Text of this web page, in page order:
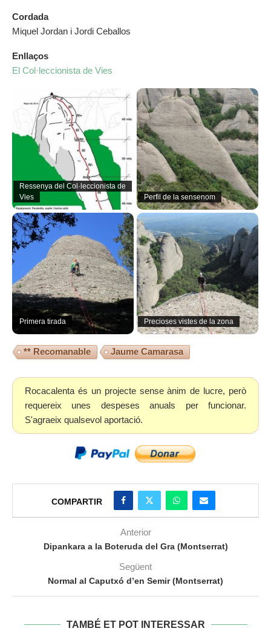
Cordada
Miquel Jordan i Jordi Ceballos
Enllaços
El Col·leccionista de Vies
Ressenya del Col·leccionista de
Vies
Perfil de la sensenom
Primera tirada Precioses vistes de la zona
** Recomanable Jaume Camarasa
Rocacalenta és un projecte sense ànim de lucre, però
requereix unes despeses anuals per funcionar.
S'agraeix qualsevol aportació.
COMPARTIR
Anterior
Dipankara a la Boteruda del Gra (Montserrat)
Següent
Normal al Caputxó d’en Semir (Montserrat)
TAMBÉ ET POT INTERESSAR